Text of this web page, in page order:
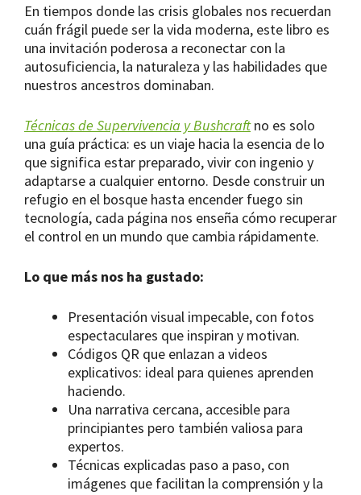
En tiempos donde las crisis globales nos recuerdan
cuán frágil puede ser la vida moderna, este libro es
una invitación poderosa a reconectar con la
autosuficiencia, la naturaleza y las habilidades que
nuestros ancestros dominaban.
Técnicas de Supervivencia y Bushcraftno es solo
una guía práctica: es un viaje hacia la esencia de lo
que significa estar preparado, vivir con ingenio y
adaptarse a cualquier entorno. Desde construir un
refugio en el bosque hasta encender fuego sin
tecnología, cada página nos enseña cómo recuperar
el control en un mundo que cambia rápidamente.
Lo que más nos ha gustado:
Presentación visual impecable, con fotos
espectaculares que inspiran y motivan.
Códigos QR que enlazan a videos
explicativos: ideal para quienes aprenden
haciendo.
Una narrativa cercana, accesible para
principiantes pero también valiosa para
expertos.
Técnicas explicadas paso a paso, con
imágenes que facilitan la comprensión y la